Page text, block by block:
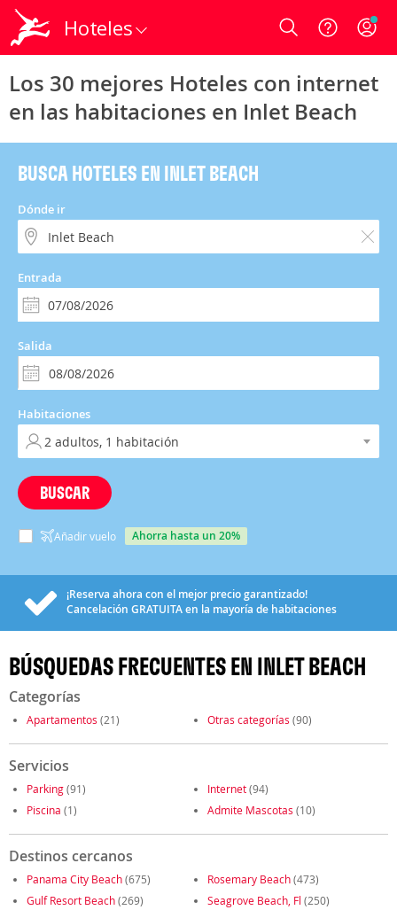
Hoteles Login
Los 30 mejores Hoteles con internet
en las habitaciones en Inlet Beach
BUSCA HOTELES EN INLET BEACH
Dónde ir
Entrada
Salida
Habitaciones
BUSCAR
Añadir vuelo ahorra hasta un 20%
¡Reserva ahora con el mejor precio garantizado!
Cancelación GRATUITAen la mayoría de habitaciones
BÚSQUEDAS FRECUENTES EN INLET BEACH
Categorías
Apartamentos (21) Otras categorías (90)
Servicios
Parking(91) Internet(94)
Piscina (1) Admite Mascotas (10)
Destinos cercanos
Panama City Beach(675) Rosemary Beach(473)
Gulf Resort Beach(269) Seagrove Beach, Fl (250)